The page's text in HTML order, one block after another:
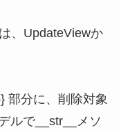
、UpdateViewか
部分に、削除対象
ルで__str__メソ